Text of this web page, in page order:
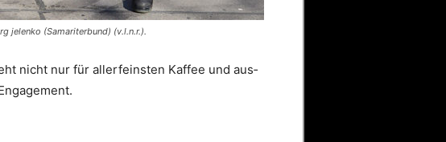
jelenko (Samariterbund) (v.l.n.r.).
nicht nur für allerfeinsten ­Kaffee und aus­